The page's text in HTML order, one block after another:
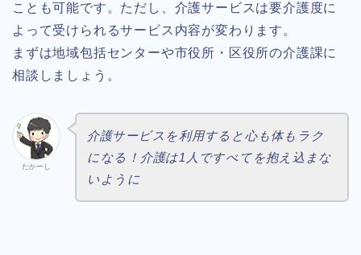
ことも可能です。ただし、介護サービスは要介護度に
よって受けられるサービス内容が変わります。
まずは地域包括センターや市役所・区役所の介護課に
相談しましょう。
たかーし
介護サービスを利用すると心も体もラク
になる！介護は1人ですべてを抱え込まな
いように